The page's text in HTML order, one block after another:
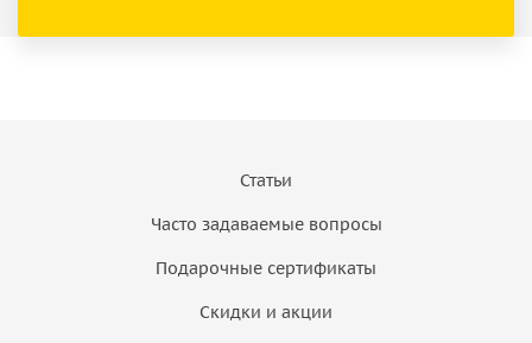
Статьи
Часто задаваемые вопросы
Подарочные сертификаты
Скидки и акции